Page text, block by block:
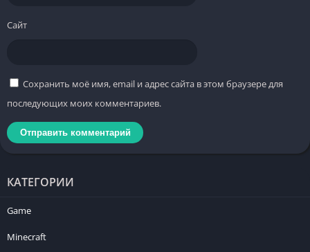
Сайт
Сохранить моё имя, email и адрес сайта в этом браузере для
последующих моих комментариев.
КАТЕГОРИИ
Game
Minecraft